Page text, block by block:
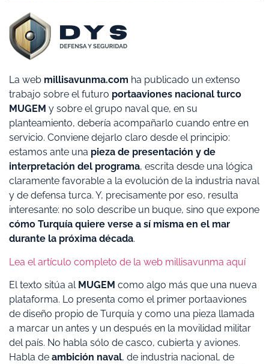
La web millisavunma.com ha publicado un extenso
trabajo sobre el futuro portaaviones nacional turco
MUGEM y sobre el grupo naval que, en su
planteamiento, debería acompañarlo cuando entre en
servicio. Conviene dejarlo claro desde el principio:
estamos ante una pieza de presentación y de
interpretación del programa, escrita desde una lógica
claramente favorable a la evolución de la industria naval
y de defensa turca. Y, precisamente por eso, resulta
interesante: no solo describe un buque, sino que expone
cómo Turquía quiere verse a sí misma en el mar
durante la próxima década.
Lea el artículo completo de la web millisavunma aquí
El texto sitúa al MUGEM como algo más que una nueva
plataforma. Lo presenta como el primer portaaviones
de diseño propio de Turquía y como una pieza llamada
a marcar un antes y un después en la movilidad militar
del país. No habla sólo de casco, cubierta y aviones.
Habla de ambición naval, de industria nacional, de